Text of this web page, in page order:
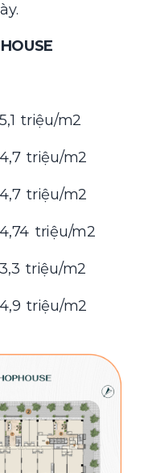
triệu/m2
triệu/m2
triệu/m2
triệu/m2
triệu/m2
triệu/m2